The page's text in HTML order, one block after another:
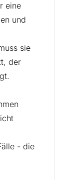
eine
und
sie
der
- die